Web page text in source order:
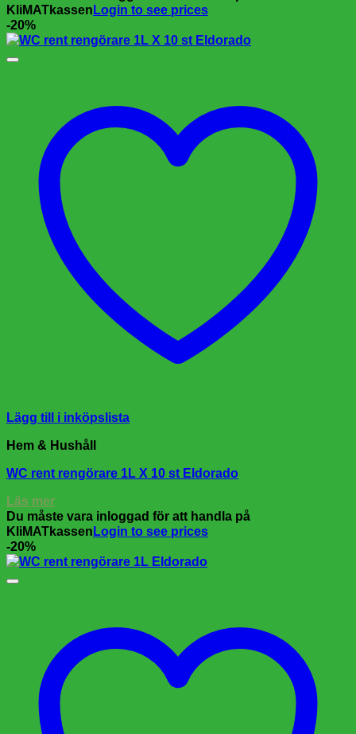
KliMATkassen Login to see prices
-20%
Lägg till i inköpslista
Hem & Hushåll
WC rent rengörare 1L X 10 st Eldorado
Läs mer
Du måste vara inloggad för att handla på
KliMATkassen Login to see prices
-20%